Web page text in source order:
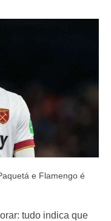
e Flamengo é
tudo indica que